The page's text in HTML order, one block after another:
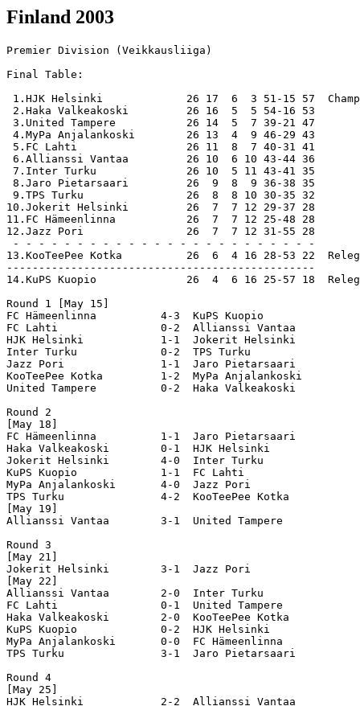
Finland 2003
Premier Division (Veikkausliiga)

Final Table:

 1.HJK Helsinki             26 17  6  3 51-15 57  Champions
 2.Haka Valkeakoski         26 16  5  5 54-16 53
 3.United Tampere           26 14  5  7 39-21 47
 4.MyPa Anjalankoski        26 13  4  9 46-29 43
 5.FC Lahti                 26 11  8  7 40-31 41
 6.Allianssi Vantaa         26 10  6 10 43-44 36
 7.Inter Turku              26 10  5 11 43-41 35
 8.Jaro Pietarsaari         26  9  8  9 36-38 35
 9.TPS Turku                26  8  8 10 30-35 32
10.Jokerit Helsinki         26  7  7 12 29-37 28
11.FC Hämeenlinna           26  7  7 12 25-48 28
12.Jazz Pori                26  7  7 12 31-55 28
 - - - - - - - - - - - - - - - - - - - - - - - -
13.KooTeePee Kotka          26  6  4 16 28-53 22  Relegation Playoff
------------------------------------------------
14.KuPS Kuopio              26  4  6 16 25-57 18  Relegated

Round 1 [May 15]
FC Hämeenlinna          4-3  KuPS Kuopio             
FC Lahti                0-2  Allianssi Vantaa        
HJK Helsinki            1-1  Jokerit Helsinki        
Inter Turku             0-2  TPS Turku               
Jazz Pori               1-1  Jaro Pietarsaari        
KooTeePee Kotka         1-2  MyPa Anjalankoski       
United Tampere          0-2  Haka Valkeakoski        

Round 2
[May 18]
FC Hämeenlinna          1-1  Jaro Pietarsaari        
Haka Valkeakoski        0-1  HJK Helsinki            
Jokerit Helsinki        4-0  Inter Turku             
KuPS Kuopio             1-1  FC Lahti                
MyPa Anjalankoski       4-0  Jazz Pori               
TPS Turku               4-2  KooTeePee Kotka         
[May 19]
Allianssi Vantaa        3-1  United Tampere          

Round 3
[May 21]
Jokerit Helsinki        3-1  Jazz Pori               
[May 22]
Allianssi Vantaa        2-0  Inter Turku             
FC Lahti                0-1  United Tampere          
Haka Valkeakoski        2-0  KooTeePee Kotka         
KuPS Kuopio             0-2  HJK Helsinki            
MyPa Anjalankoski       0-0  FC Hämeenlinna          
TPS Turku               3-1  Jaro Pietarsaari        

Round 4
[May 25]
HJK Helsinki            2-2  Allianssi Vantaa        
Jaro Pietarsaari        0-2  MyPa Anjalankoski       
Jazz Pori               2-1  TPS Turku               
KooTeePee Kotka         2-0  Jokerit Helsinki        
United Tampere          4-1  KuPS Kuopio             
[May 26]
FC Lahti                0-0  FC Hämeenlinna          
Inter Turku             2-4  Haka Valkeakoski
      
Round 5 [May 29]
FC Hämeenlinna          0-3  Allianssi Vantaa        
FC Lahti                0-1  Jokerit Helsinki        
HJK Helsinki            1-0  MyPa Anjalankoski       
Inter Turku             1-1  Jaro Pietarsaari        
KooTeePee Kotka         3-0  Jazz Pori               
KuPS Kuopio             0-3  Haka Valkeakoski        
United Tampere          2-0  TPS Turku               

Round 6
[Jun 1]
Allianssi Vantaa        5-2  KuPS Kuopio             
Jaro Pietarsaari        3-1  KooTeePee Kotka         
Jazz Pori               2-0  FC Hämeenlinna          
MyPa Anjalankoski       2-2  Inter Turku             
TPS Turku               1-0  HJK Helsinki            
[Jun 2]
Haka Valkeakoski        5-1  FC Lahti                
Jokerit Helsinki        0-1  United Tampere          

Round 7
[Jun 14]
FC Hämeenlinna          2-1  Jokerit Helsinki        
[Jun 15]
Allianssi Vantaa        1-4  MyPa Anjalankoski       
FC Lahti                4-2  Jazz Pori               
Haka Valkeakoski        1-0  TPS Turku               
Inter Turku             1-2  HJK Helsinki            
KooTeePee Kotka         2-1  United Tampere          
KuPS Kuopio             1-5  Jaro Pietarsaari        

Round 8
[Jun 18]
Jaro Pietarsaari        1-1  FC Lahti                
Jokerit Helsinki        0-0  Haka Valkeakoski        
TPS Turku               2-2  Allianssi Vantaa        
United Tampere          2-0  Jazz Pori               
[Jun 19]
FC Hämeenlinna          1-0  Inter Turku             
HJK Helsinki            5-0  KooTeePee Kotka         
MyPa Anjalankoski       1-0  KuPS Kuopio   
          
Round 9 
[Jun 26]   
Jaro Pietarsaari        2-3  HJK Helsinki            
Jazz Pori               1-2  Inter Turku             
Jokerit Helsinki        1-2  KuPS Kuopio             
KooTeePee Kotka         1-2  FC Hämeenlinna          
MyPa Anjalankoski       0-1  United Tampere          
TPS Turku               2-2  FC Lahti                
[Jul 16]
Haka Valkeakoski        5-0  Allianssi Vantaa     

Round 10
[Jun 29]
FC Hämeenlinna          2-1  KooTeePee Kotka         
FC Lahti                2-0  TPS Turku               
HJK Helsinki            0-0  Jaro Pietarsaari        
KuPS Kuopio             2-1  Jokerit Helsinki        
[Jun 30]
Inter Turku             2-0  Jazz Pori               
[Jul 17]
United Tampere          2-0  MyPa Anjalankoski   
[Jul 31]    
Allianssi Vantaa        0-3  Haka Valkeakoski         

Round 11 
[Jul 2]
Allianssi Vantaa        3-0  FC Hämeenlinna       
[Jul 3]   
Haka Valkeakoski        3-1  KuPS Kuopio             
Jaro Pietarsaari        0-6  Inter Turku             
Jazz Pori               3-2  KooTeePee Kotka         
Jokerit Helsinki        2-0  FC Lahti                
MyPa Anjalankoski       2-0  HJK Helsinki            
TPS Turku               1-1  United Tampere          

Round 12
[Jul 10]
KuPS Kuopio             0-0  Allianssi Vantaa        
United Tampere          5-0  Jokerit Helsinki        
[Jul 12]
HJK Helsinki            1-1  TPS Turku               
[Jul 13]
FC Hämeenlinna          1-3  Jazz Pori               
FC Lahti                0-0  Haka Valkeakoski        
Inter Turku             1-0  MyPa Anjalankoski       
KooTeePee Kotka         2-0  Jaro Pietarsaari        

Round 13
[Jul 17]
KuPS Kuopio             0-0  TPS Turku               
[Jul 19]
Jazz Pori               2-6  HJK Helsinki            
[Jul 20]   
FC Lahti                4-1  MyPa Anjalankoski       
Haka Valkeakoski        4-0  FC Hämeenlinna          
KooTeePee Kotka         3-3  Inter Turku             
[Jul 23]
Jaro Pietarsaari        0-0  United Tampere    
[Aug 21]
Allianssi Vantaa        1-1  Jokerit Helsinki           

Round 14
[Jul 26]
Jaro Pietarsaari        4-2  KuPS Kuopio             
[Jul 27]
HJK Helsinki            2-1  Inter Turku              
Jazz Pori               1-1  FC Lahti                
[Jul 28]
Jokerit Helsinki        2-2  FC Hämeenlinna          
TPS Turku               0-2  Haka Valkeakoski 
[Oct 12]
MyPa Anjalankoski       3-1  Allianssi Vantaa   
[Oct 15]
United Tampere          0-0  KooTeePee Kotka         
     
Round 15
[Aug 2]
HJK Helsinki            2-0  FC Lahti                
Inter Turku             1-2  KuPS Kuopio             
United Tampere          4-0  FC Hämeenlinna          
[Aug 3]
Jokerit Helsinki        1-1  Jaro Pietarsaari        
KooTeePee Kotka         0-1  Allianssi Vantaa        
TPS Turku               1-4  MyPa Anjalankoski       
[Aug 7]
Haka Valkeakoski        5-0  Jazz Pori               

Round 16
[Aug 13]
FC Lahti                3-0  Inter Turku             
[Aug 16]
FC Hämeenlinna          0-1  TPS Turku               
United Tampere          1-0  HJK Helsinki            
[Aug 17]
Allianssi Vantaa        4-0  Jazz Pori               
Jaro Pietarsaari        0-2  Haka Valkeakoski        
KuPS Kuopio             1-3  KooTeePee Kotka         
MyPa Anjalankoski       3-0  Jokerit Helsinki        

Round 17
[Aug 24]
FC Lahti                2-1  Jaro Pietarsaari        
Haka Valkeakoski        0-1  Jokerit Helsinki        
Jazz Pori               1-1  United Tampere          
KooTeePee Kotka         0-4  HJK Helsinki            
KuPS Kuopio             2-2  MyPa Anjalankoski       
[Aug 25]
Allianssi Vantaa        2-1  TPS Turku               
Inter Turku             4-1  FC Hämeenlinna          

Round 18
[Aug 31]
HJK Helsinki            2-0  United Tampere          
Jazz Pori               1-1  Allianssi Vantaa        
KooTeePee Kotka         0-1  KuPS Kuopio             
TPS Turku               2-0  FC Hämeenlinna          
[Sep 1]
Haka Valkeakoski        2-3  Jaro Pietarsaari        
Inter Turku             1-1  FC Lahti                
Jokerit Helsinki        2-4  MyPa Anjalankoski       

Round 19
[Sep 14]
Allianssi Vantaa        5-0  KooTeePee Kotka         
Jaro Pietarsaari        2-0  Jokerit Helsinki        
Jazz Pori               1-1  Haka Valkeakoski        
KuPS Kuopio             0-3  Inter Turku             
MyPa Anjalankoski       1-2  TPS Turku               
[Sep 21]
FC Hämeenlinna          0-3  HJK Helsinki            
[Sep 24]
United Tampere          1-3  FC Lahti                

Round 20
[Sep 15]
FC Hämeenlinna          0-0  United Tampere          
[Sep 18]
Jokerit Helsinki        0-1  HJK Helsinki            
TPS Turku               1-1  Inter Turku             
[Sep 21]
Allianssi Vantaa        0-1  Jaro Pietarsaari        
FC Lahti                4-1  KooTeePee Kotka        
KuPS Kuopio             0-2  Jazz Pori           
[Oct 22]    
Haka Valkeakoski        0-1  MyPa Anjalankoski        

Round 21
[Sep 14]
FC Lahti                0-0  HJK Helsinki            
[Sep 18]
Haka Valkeakoski        1-0  United Tampere          
MyPa Anjalankoski       2-0  KooTeePee Kotka         
[Sep 22]
Jokerit Helsinki        2-0  TPS Turku               
[Sep 24]
Inter Turku             5-2  Allianssi Vantaa     
[Sep 25]   
Jaro Pietarsaari        0-1  Jazz Pori               
KuPS Kuopio             0-2  FC Hämeenlinna          

Round 22
[Sep 27]
United Tampere          1-0  Inter Turku             
[Sep 28]
Jaro Pietarsaari        2-0  Allianssi Vantaa        
HJK Helsinki            3-0  FC Hämeenlinna          
Jazz Pori               2-2  KuPS Kuopio             
MyPa Anjalankoski       2-3  Haka Valkeakoski        
TPS Turku               3-0  Jokerit Helsinki        
[Sep 29]
KooTeePee Kotka         2-1  FC Lahti                

Round 23
[Oct 1]
United Tampere          4-2  Allianssi Vantaa